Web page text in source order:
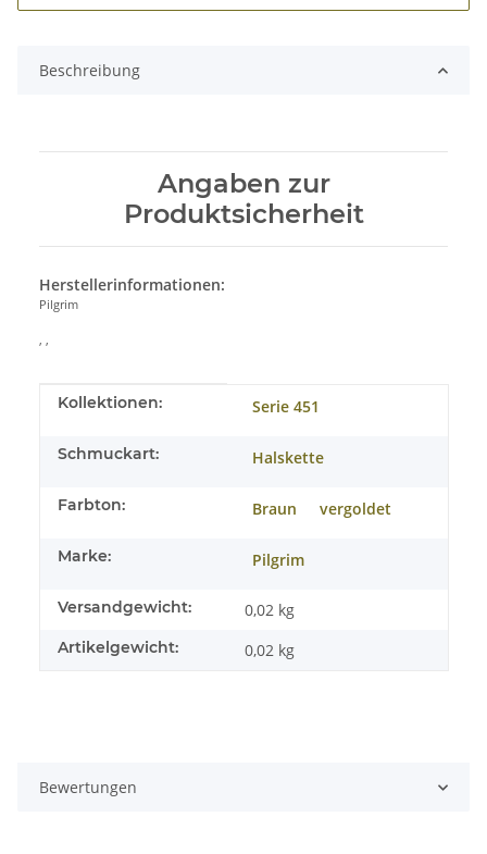
Beschreibung
Angaben zur
Produktsicherheit
Herstellerinformationen:
Pilgrim
, ,
Produkteigenschaft
Wert
Kollektionen: Serie 451
Schmuckart: Halskette
Farbton: Braun vergoldet
Marke: Pilgrim
Versandgewicht: 0,02 kg
Artikelgewicht: 0,02 kg
Bewertungen